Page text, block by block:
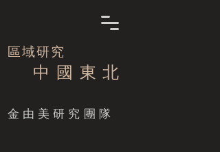
區域研究
中 國 東 北
​金由美研究團隊